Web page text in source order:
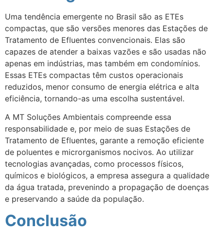
Uma tendência emergente no Brasil são as ETEs
compactas, que são versões menores das Estações de
Tratamento de Efluentes convencionais. Elas são
capazes de atender a baixas vazões e são usadas não
apenas em indústrias, mas também em condomínios.
Essas ETEs compactas têm custos operacionais
reduzidos, menor consumo de energia elétrica e alta
eficiência, tornando-as uma escolha sustentável.
A MT Soluções Ambientais compreende essa
responsabilidade e, por meio de suas Estações de
Tratamento de Efluentes, garante a remoção eficiente
de poluentes e microrganismos nocivos. Ao utilizar
tecnologias avançadas, como processos físicos,
químicos e biológicos, a empresa assegura a qualidade
da água tratada, prevenindo a propagação de doenças
e preservando a saúde da população.
Conclusão